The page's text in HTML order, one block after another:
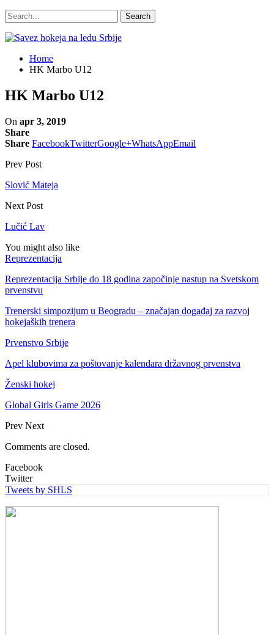
Home
HK Marbo U12
HK Marbo U12
On apr 3, 2019
Share
Share FacebookTwitterGoogle+WhatsAppEmail
Prev Post
Slović Mateja
Next Post
Lučić Lav
You might also like
Reprezentacija
Reprezentacija Srbije do 18 godina započinje nastup na Svetskom
prvenstvu
Trenerski simpozijum u Beogradu – značajan događaj za razvoj
hokejaških trenera
Prvenstvo Srbije
Apel klubovima za poštovanje kalendara državnog prvenstva
Ženski hokej
Global Girls Game 2026
Prev Next
Comments are closed.
Facebook
Twitter
Tweets by SHLS